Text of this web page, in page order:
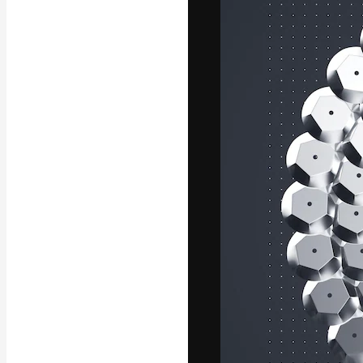
La plataforma
trabajo. Más
entre
estudios.
Español
Copyright ©